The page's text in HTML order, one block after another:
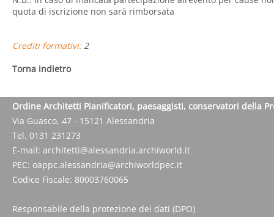
quota di iscrizione non sarà rimborsata
Crediti formativi:2
Torna indietro
Ordine Architetti Pianificatori, paesaggisti, conservatori della
Via Guasco, 47 - 15121 Alessandria
Tel. 0131 231273
E-mail: architetti@alessandria.archiworld.it
PEC: oappc.alessandria@archiworldpec.it
Codice Fiscale: 80003760065
Responsabile della protezione dei dati (DPO)